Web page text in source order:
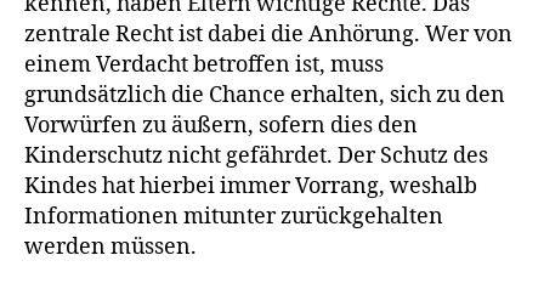
zentrale Recht ist dabei die Anhörung. Wer von
einem Verdacht betroffen ist, muss
grundsätzlich die Chance erhalten, sich zu den
Vorwürfen zu äußern, sofern dies den
Kinderschutz nicht gefährdet. Der Schutz des
Kindes hat hierbei immer Vorrang, weshalb
Informationen mitunter zurückgehalten
werden müssen.